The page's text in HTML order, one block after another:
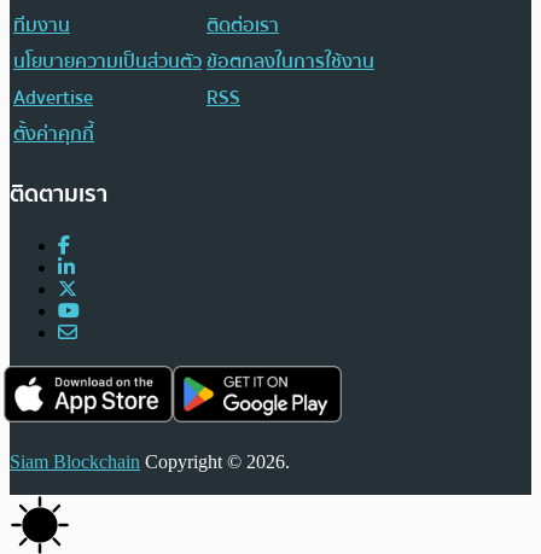
ทีมงาน
ติดต่อเรา
นโยบายความเป็นส่วนตัวข้อตกลงในการใช้งาน
Advertise
RSS
ตั้งค่าคุกกี้
ติดตามเรา
Siam Blockchain Copyright © 2026.